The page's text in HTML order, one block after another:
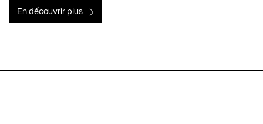
En découvrir plus